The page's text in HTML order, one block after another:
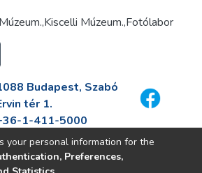
Múzeum.,Fotólabor
Budapest, Szabó
tér 1.
1-411-5000
fszek.hu
your personal information for the
Preferences,